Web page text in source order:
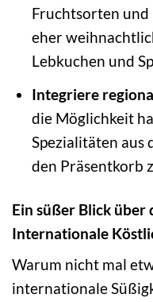
Fruchtsorten und
eher
Lebkuchen und
Integriere
die Möglichkeit
Spezialitäten aus
den Präsentkorb
Ein süßer Blick über
Internationale
Warum nicht mal
internationale